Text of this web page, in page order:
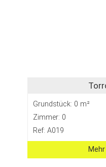
Grundstück: 0 m²
Zimmer: 0
Ref: A019